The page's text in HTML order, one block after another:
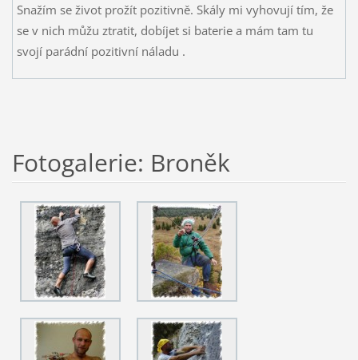
Snažím se život prožít pozitivně. Skály mi vyhovují tím, že
se v nich můžu ztratit, dobíjet si baterie a mám tam tu
svojí parádní pozitivní náladu .
Fotogalerie: Broněk